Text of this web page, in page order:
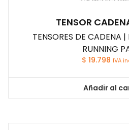
TENSOR
TENSORES DE CADENA
RUNNING
$ 19.798 IVA
Añadir al